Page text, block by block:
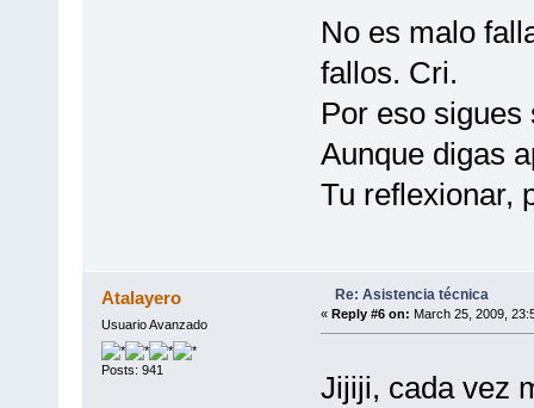
No es malo
fallos. Cri.
Por eso
Aunque digas
Tu reflexionar,
Atalayero
Usuario Avanzado
Posts: 941
Re: Asistencia técnica
« Reply #6 on: March 25, 2009,
Jijiji, cada vez